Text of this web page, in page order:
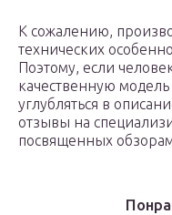
К сожалению,
технических
Поэтому, если
качественную модель
углубляться в
отзывы на
посвященных